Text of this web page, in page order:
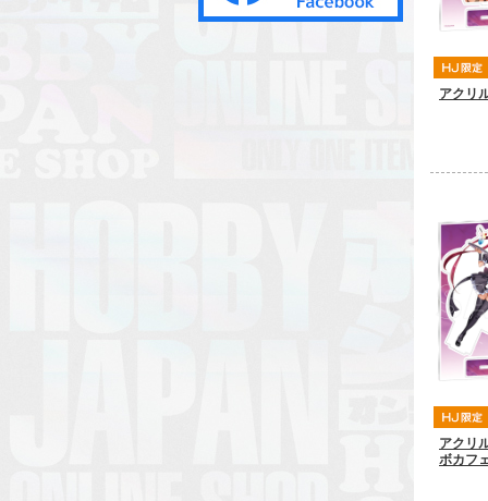
アクリ
アクリ
ボカフ